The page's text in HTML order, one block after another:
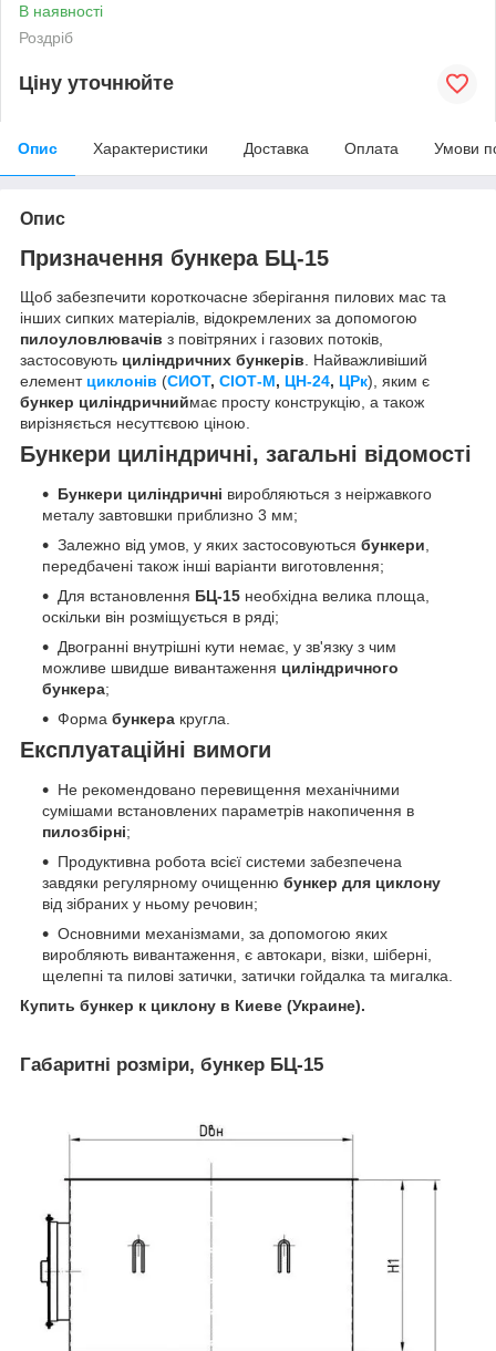
В наявності
Роздріб
Ціну уточнюйте
Опис Характеристики Доставка Оплата Умови
Опис
Призначення бункера БЦ-15
Щоб забезпечити короткочасне зберігання пилових мас та
інших сипких матеріалів, відокремлених за допомогою
пилоуловлювачів з повітряних і газових потоків,
застосовують циліндричних бункерів. Найважливіший
елемент циклонів (СИОТ, СІОТ-М, ЦН-24, ЦРк), яким є
бункер циліндричниймає просту конструкцію, а також
вирізняється несуттєвою ціною.
Бункери циліндричні, загальні відомості
Бункери циліндричні виробляються з неіржавкого
металу завтовшки приблизно 3 мм;
Залежно від умов, у яких застосовуються бункери
передбачені також інші варіанти виготовлення;
Для встановлення БЦ-15 необхідна велика площа,
оскільки він розміщується в ряді;
Двогранні внутрішні кути немає, у зв'язку з чим
можливе швидше вивантаження циліндричного
бункера;
Форма бункера кругла.
Експлуатаційні вимоги
Не рекомендовано перевищення механічними
сумішами встановлених параметрів накопичення в
пилозбірні;
Продуктивна робота всієї системи забезпечена
завдяки регулярному очищенню бункер для циклону
від зібраних у ньому речовин;
Основними механізмами, за допомогою яких
виробляють вивантаження, є автокари, візки, шіберні,
щелепні та пилові затички, затички гойдалка та мигалка.
Купить бункер к циклону в Киеве (Украине).
Габаритні розміри, бункер БЦ-15